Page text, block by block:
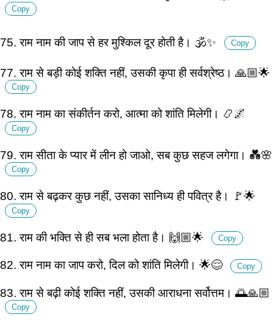
Copy
75. राम नाम की जाप से हर मुश्किल दूर होती है। 🕉️✨ Copy
77. राम से बड़ी कोई शक्ति नहीं, उसकी कृपा ही सर्वश्रेष्ठ। 🙏🏼🌟
Copy
78. राम नाम का संकीर्तन करो, आत्मा को शांति मिलेगी। 📿🌌
Copy
79. राम सीता के प्यार में लीन हो जाओ, सब कुछ सहज लगेगा। 💑🌸
Copy
80. राम से बढ़कर कुछ नहीं, उसका सानिध्य ही पवित्र है। 🚩🌟
Copy
81. राम की भक्ति से ही सब भला होता है। 🙌🏼🌟 Copy
82. राम नाम का जाप करो, दिल को शांति मिलेगी। 🌟😌 Copy
83. राम से बढ़ी कोई शक्ति नहीं, उसकी आराधना सर्वोत्तम। 🌅🙏🏼
Copy